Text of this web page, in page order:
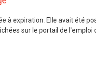
à expiration. Elle avait été
sur le portail de l'emploi